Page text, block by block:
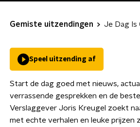
Gemiste uitzendingen Je Dag Is
Speel uitzending af
Start de dag goed met nieuws,
verrassende gesprekken en de
Verslaggever Joris Kreugel zoekt
met echte verhalen en leuke prijzen